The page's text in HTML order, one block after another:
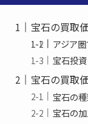
宝石の買取
アジア
宝石投
宝石の買取
宝石の
宝石の